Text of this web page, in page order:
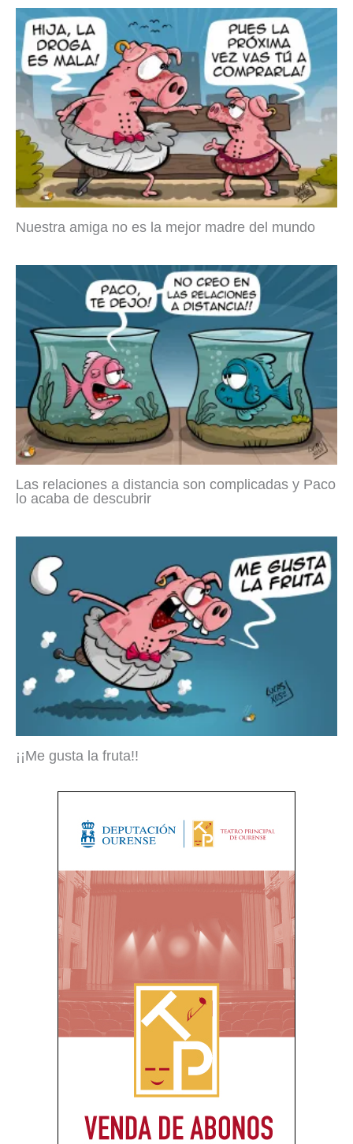
Nuestra amiga no es la mejor madre del mundo
Las relaciones a distancia son complicadas y Paco
lo acaba de descubrir
¡¡Me gusta la fruta!!